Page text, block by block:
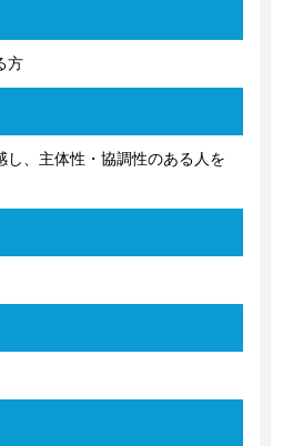
方
し、主体性・協調性のある人を